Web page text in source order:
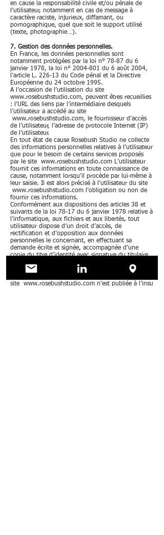
en cause la responsabilité civile et/ou pénale de
l’utilisateur, notamment en cas de message à
caractère raciste, injurieux, diffamant, ou
pornographique, quel que soit le support utilisé
(texte, photographie…).
7. Gestion des données personnelles.
En France, les données personnelles sont
notamment protégées par la loi n° 78-87 du 6
janvier 1978, la loi n° 2004-801 du 6 août 2004,
l’article L. 226-13 du Code pénal et la Directive
Européenne du 24 octobre 1995.
A l’occasion de l’utilisation du site
www.rosebushstudio.com, peuvent êtres recueillies
: l’URL des liens par l’intermédiaire desquels
l’utilisateur a accédé au site
www.rosebushstudio.com, le fournisseur d’accès
de l’utilisateur, l’adresse de protocole Internet (IP)
de l’utilisateur.
En tout état de cause Rosebush Studio ne collecte
des informations personnelles relatives à l’utilisateur
que pour le besoin de certains services proposés
par le site www.rosebushstudio.com L’utilisateur
fournit ces informations en toute connaissance de
cause, notamment lorsqu’il procède par lui-même à
leur saisie. Il est alors précisé à l’utilisateur du site
www.rosebushstudio.com l’obligation ou non de
fournir ces informations.
Conformément aux dispositions des articles 38 et
suivants de la loi 78-17 du 6 janvier 1978 relative à
l’informatique, aux fichiers et aux libertés, tout
utilisateur dispose d’un droit d’accès, de
rectification et d’opposition aux données
personnelles le concernant, en effectuant sa
demande écrite et signée, accompagnée d’une
copie du titre d’identité avec signature du titulaire
réponse doit être envoyée.
site www.rosebushstudio.com n’est publiée à l’insu